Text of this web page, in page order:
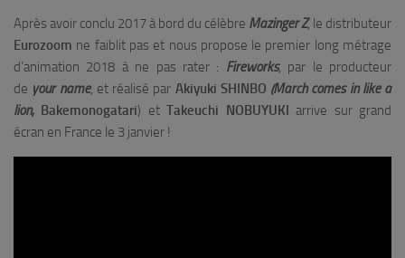
Après avoir conclu 2017 à bord du célèbre Mazinger Z, le distributeur
Eurozoom ne faiblit pas et nous propose le premier long métrage
d’animation 2018 à ne pas rater : Fireworks, par le producteur
de your name, et réalisé par Akiyuki SHINBO (March comes in like a
lion, Bakemonogatari) etTakeuchi NOBUYUKI arrive sur grand
écran en France le 3 janvier !